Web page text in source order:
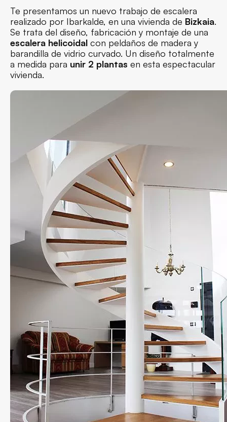
Te presentamos un nuevo trabajo de escalera
realizado por Ibarkalde, en una vivienda de Bizkaia.
Se trata del diseño, fabricación y montaje de una
escalera helicoidal con peldaños de madera y
barandilla de vidrio curvado. Un diseño totalmente
a medida para unir 2 plantas en esta espectacular
vivienda.